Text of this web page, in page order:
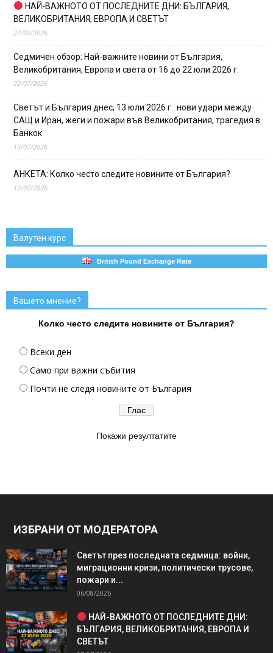
НАЙ-ВАЖНОТО ОТ ПОСЛЕДНИТЕ ДНИ: БЪЛГАРИЯ,
ВЕЛИКОБРИТАНИЯ, ЕВРОПА И СВЕТЪТ
27/07/2026
Седмичен обзор: Най-важните новини от България,
Великобритания, Европа и света от 16 до 22 юли 2026 г.
22/07/2026
Светът и България днес, 13 юли 2026 г.: нови удари между
САЩ и Иран, жеги и пожари във Великобритания, трагедия в
Банкок
13/07/2026
АНКЕТА: Колко често следите новините от България?
12/07/2026
Валутен курс
British Pound Exchange Rate
Вашето мнение?
Колко често следите новините от България?
Всеки ден
Само при важни събития
Почти не следя новините от България
Покажи резултатите
ИЗБРАНИ ОТ МОДЕРАТОРА
Светът през последната седмица: войни,
миграционни кризи, политически трусове,
пожари и...
06/08/2026
НАЙ-ВАЖНОТО ОТ ПОСЛЕДНИТЕ ДНИ:
БЪЛГАРИЯ, ВЕЛИКОБРИТАНИЯ, ЕВРОПА И
СВЕТЪТ